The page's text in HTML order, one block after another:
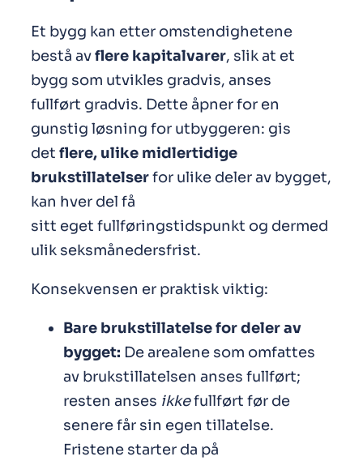
Et bygg kan etter omstendighetene
bestå avflere kapitalvarer, slik at et
bygg som utvikles gradvis, anses
fullført gradvis. Dette åpner for en
gunstig løsning for utbyggeren: gis
det flere, ulike midlertidige
brukstillatelserfor ulike deler av bygget,
kan hver del få
sitt eget fullføringstidspunkt og dermed
ulik seksmånedersfrist.
Konsekvensen er praktisk viktig:
Bare brukstillatelse for deler av
bygget: De arealene som omfattes
av brukstillatelsen anses fullført;
resten anses ikkefullført før de
senere får sin egen tillatelse.
Fristene starter da på